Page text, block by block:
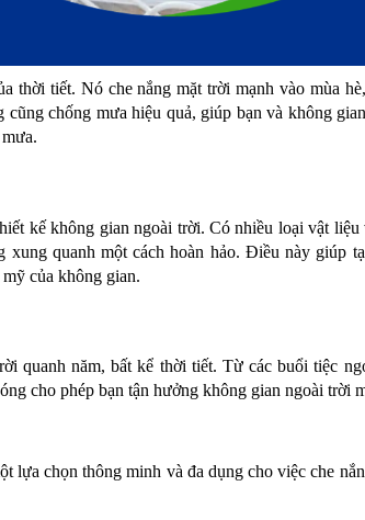
thời tiết. Nó che nắng mặt trời mạnh vào mùa
chống mưa hiệu quả, giúp bạn và không
kế không gian ngoài trời. Có nhiều loại vật liệu
quanh một cách hoàn hảo. Điều này giúp
của không gian.
quanh năm, bất kể thời tiết. Từ các buổi tiệc
cho phép bạn tận hưởng không gian ngoài trời
chọn thông minh và đa dụng cho việc che